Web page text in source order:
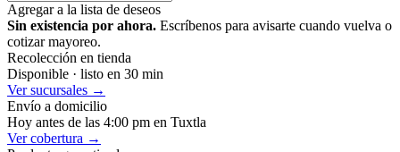
Agregar a la lista de deseos
Sin existencia por ahora. Escríbenos para avisarte cuando vuelva o
cotizar mayoreo.
Recolección en tienda
Disponible · listo en 30 min
Ver sucursales →
Envío a domicilio
Hoy antes de las 4:00 pm en Tuxtla
Ver cobertura →